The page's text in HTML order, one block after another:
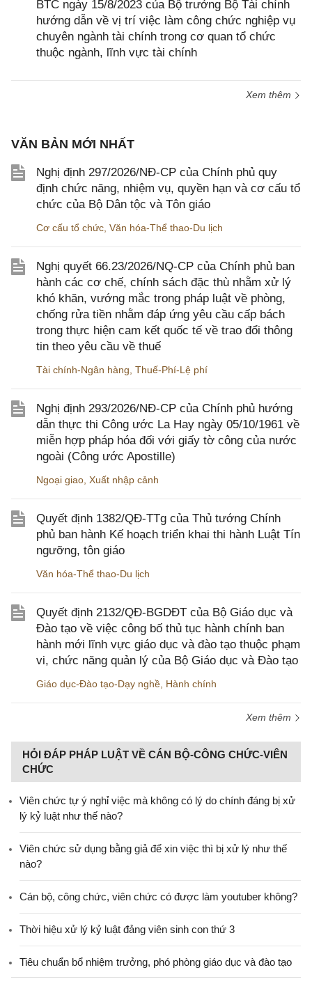
BTC ngày 15/8/2023 của Bộ trưởng Bộ Tài chính
hướng dẫn về vị trí việc làm công chức nghiệp vụ
chuyên ngành tài chính trong cơ quan tổ chức
thuộc ngành, lĩnh vực tài chính
Xem thêm
VĂN BẢN MỚI NHẤT
Nghị định 297/2026/NĐ-CP của Chính phủ quy
định chức năng, nhiệm vụ, quyền hạn và cơ cấu tổ
chức của Bộ Dân tộc và Tôn giáo
Cơ cấu tổ chức Văn hóa-Thể thao-Du lịch
Nghị quyết 66.23/2026/NQ-CP của Chính phủ ban
hành các cơ chế, chính sách đặc thù nhằm xử lý
khó khăn, vướng mắc trong pháp luật về phòng,
chống rửa tiền nhằm đáp ứng yêu cầu cấp bách
trong thực hiện cam kết quốc tế về trao đổi thông
tin theo yêu cầu về thuế
Tài chính-Ngân hàng Thuế-Phí-Lệ phí
Nghị định 293/2026/NĐ-CP của Chính phủ hướng
dẫn thực thi Công ước La Hay ngày 05/10/1961 về
miễn hợp pháp hóa đối với giấy tờ công của nước
ngoài (Công ước Apostille)
Ngoại giao Xuất nhập cảnh
Quyết định 1382/QĐ-TTg của Thủ tướng Chính
phủ ban hành Kế hoạch triển khai thi hành Luật Tín
ngưỡng, tôn giáo
Văn hóa-Thể thao-Du lịch
Quyết định 2132/QĐ-BGDĐT của Bộ Giáo dục và
Đào tạo về việc công bố thủ tục hành chính ban
hành mới lĩnh vực giáo dục và đào tạo thuộc phạm
vi, chức năng quản lý của Bộ Giáo dục và Đào tạo
Giáo dục-Đào tạo-Dạy nghề Hành chính
Xem thêm
HỎI ĐÁP PHÁP LUẬT VỀ CÁN BỘ-CÔNG CHỨC-VIÊN
CHỨC
Viên chức tự ý nghỉ việc mà không có lý do chính đáng bị xử
lý kỷ luật như thế nào?
Viên chức sử dụng bằng giả để xin việc thì bị xử lý như thế
nào?
Cán bộ, công chức, viên chức có được làm youtuber không?
Thời hiệu xử lý kỷ luật đảng viên sinh con thứ 3
Tiêu chuẩn bổ nhiệm trưởng, phó phòng giáo dục và đào tạo